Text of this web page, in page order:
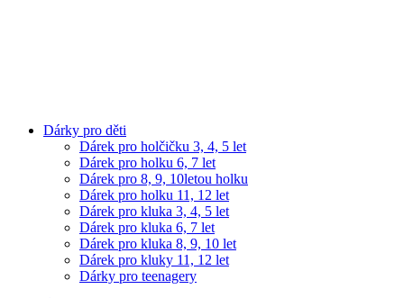
Dárky pro děti
Dárek pro holčičku 3, 4, 5 let
Dárek pro holku 6, 7 let
Dárek pro 8, 9, 10letou holku
Dárek pro holku 11, 12 let
Dárek pro kluka 3, 4, 5 let
Dárek pro kluka 6, 7 let
Dárek pro kluka 8, 9, 10 let
Dárek pro kluky 11, 12 let
Dárky pro teenagery